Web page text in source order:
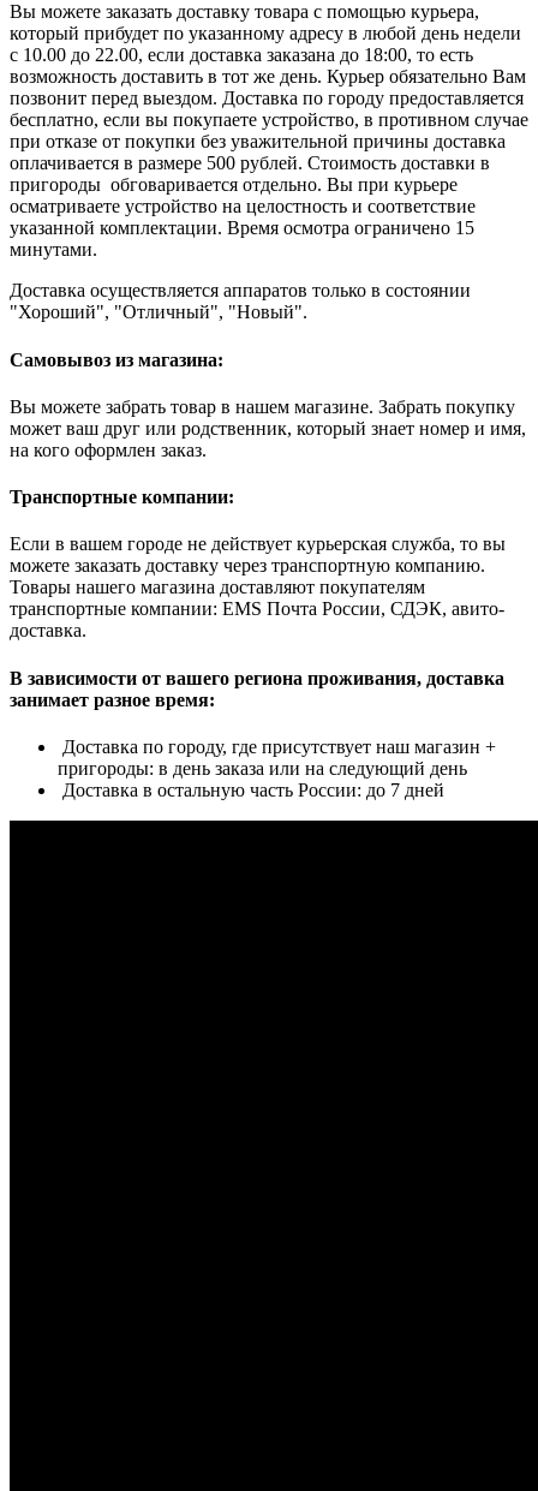
Вы можете заказать доставку товара с помощью курьера,
который прибудет по указанному адресу в любой день недели
с 10.00 до 22.00, если доставка заказана до 18:00, то есть
возможность доставить в тот же день. Курьер обязательно Вам
позвонит перед выездом. Доставка по городу предоставляется
бесплатно, если вы покупаете устройство, в противном случае
при отказе от покупки без уважительной причины доставка
оплачивается в размере 500 рублей. Стоимость доставки в
пригороды обговаривается отдельно. Вы при курьере
осматриваете устройство на целостность и соответствие
указанной комплектации. Время осмотра ограничено 15
минутами.
Доставка осуществляется аппаратов только в состоянии
"Хороший", "Отличный", "Новый".
Самовывоз из магазина:
Вы можете забрать товар в нашем магазине. Забрать покупку
может ваш друг или родственник, который знает номер и имя,
на кого оформлен заказ.
Транспортные компании:
Если в вашем городе не действует курьерская служба, то вы
можете заказать доставку через транспортную компанию.
Товары нашего магазина доставляют покупателям
транспортные компании: EMS Почта России, СДЭК, авито-
доставка.
В зависимости от вашего региона проживания, доставка
занимает разное время:
Доставка по городу, где присутствует наш магазин +
пригороды: в день заказа или на следующий день
Доставка в остальную часть России: до 7 дней